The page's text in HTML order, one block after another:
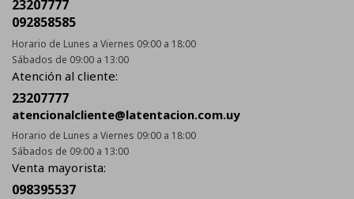
23207777
092858585
Horario de Lunes a Viernes 09:00 a 18:00
Sábados de 09:00 a 13:00
Atención al cliente:
23207777
atencionalcliente@latentacion.com.uy
Horario de Lunes a Viernes 09:00 a 18:00
Sábados de 09:00 a 13:00
Venta mayorista:
098395537